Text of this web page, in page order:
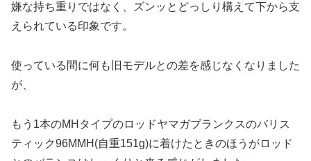
嫌な持ち重りではなく、ズンッとどっしり構えて下から支
えられている印象です。
使っている間に何も旧モデルとの差を感じなくなりました
が、
もう1本のMHタイプのロッドヤマガブランクスのバリス
ティック96MMH(自重151g)に着けたときのほうがロッド